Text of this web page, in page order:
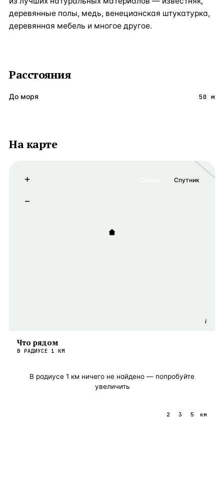
деревянные полы, медь, венецианская штукатурка,
деревянная мебель и многое другое.
Расстояния
До моря 50 м
На карте
i
+
−
Спутник
Что рядом
В РАДИУСЕ 1 КМ
В радиусе 1 км ничего не найдено — попробуйте
увеличить
2 3 5 км